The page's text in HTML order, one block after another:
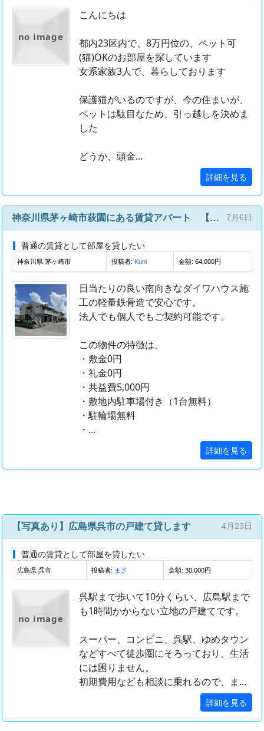
no image
こんにちは
都内23区内で、8万円位の、ペット可
(猫)OKのお部屋を探しています
女系家族3人で、暮らしております
保護猫がいるのですが、今の住まいが、
ペットは駄目なため、引っ越しを決めま
した
どうか、頭金...
詳細を見る
神奈川県茅ヶ崎市萩園にある賃貸アパート 【ガーデンパレス 201】 7月6日
普通の賃貸として部屋を貸したい
神奈川県 茅ヶ崎市 投稿者: Kuni 金額: 64,000円
日当たりの良い南向きなダイワハウス施
工の軽量鉄骨造で安心です。
法人でも個人でもご契約可能です。
この物件の特徴は、
・敷金0円
・礼金0円
・共益費5,000円
・敷地内駐車場付き（1台無料）
・駐輪場無料
・...
詳細を見る
【写真あり】広島県呉市の戸建て貸します 4月23日
普通の賃貸として部屋を貸したい
広島県 呉市 投稿者: まさ 金額: 30,000円
no image
呉駅まで歩いて10分くらい、広島駅まで
も1時間かからない立地の戸建てです。
スーパー、コンビニ、呉駅、ゆめタウン
などすべて徒歩圏にそろっており、生活
には困りません。
初期費用なども相談に乗れるので、ま...
詳細を見る